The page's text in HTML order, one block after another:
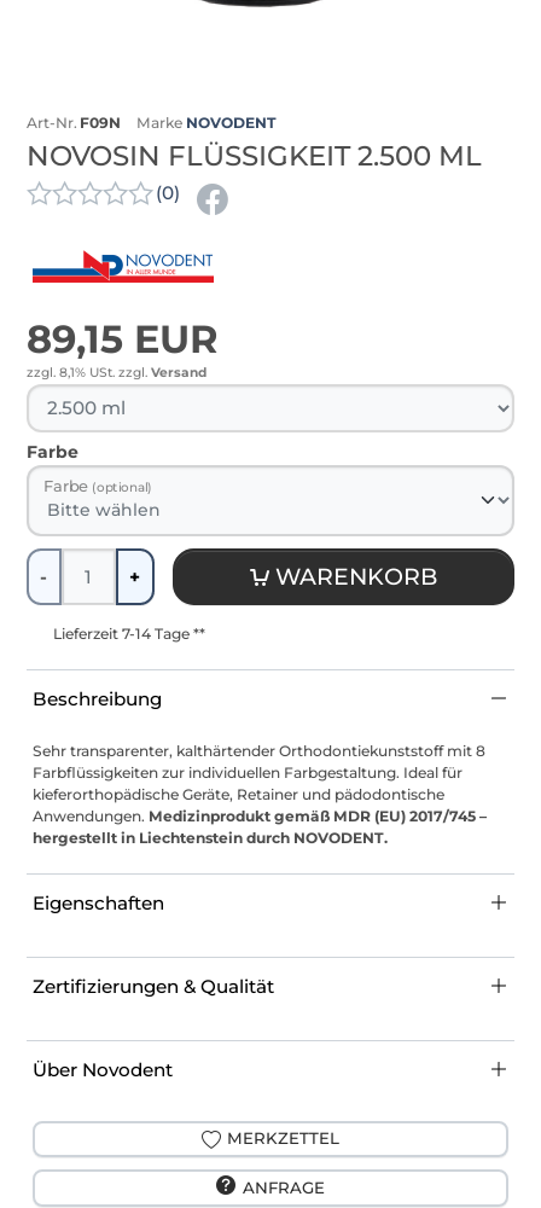
Art-Nr. F09N Marke NOVODENT
NOVOSIN FLÜSSIGKEIT 2.500 ML
(0)
89,15 EUR
zzgl. 8,1% USt. zzgl. Versand
Farbe
Farbe (optional)
Menge
- + WARENKORB
Lieferzeit 7-14 Tage **
Beschreibung
Sehr transparenter, kalthärtender Orthodontiekunststoff mit 8
Farbflüssigkeiten zur individuellen Farbgestaltung. Ideal für
kieferorthopädische Geräte, Retainer und pädodontische
Anwendungen. Medizinprodukt gemäß MDR (EU) 2017/745 –
hergestellt in Liechtenstein durch NOVODENT.
Eigenschaften
Zertifizierungen & Qualität
Über Novodent
MERKZETTEL
ANFRAGE